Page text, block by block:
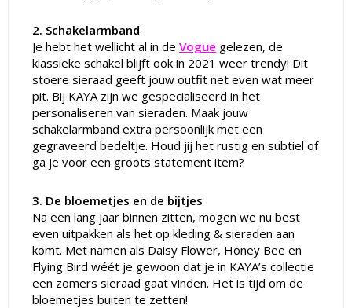
2. Schakelarmband
Je hebt het wellicht al in de Vogue gelezen, de
klassieke schakel blijft ook in 2021 weer trendy! Dit
stoere sieraad geeft jouw outfit net even wat meer
pit. Bij KAYA zijn we gespecialiseerd in het
personaliseren van sieraden. Maak jouw
schakelarmband extra persoonlijk met een
gegraveerd bedeltje. Houd jij het rustig en subtiel of
ga je voor een groots statement item?
3. De bloemetjes en de bijtjes
Na een lang jaar binnen zitten, mogen we nu best
even uitpakken als het op kleding & sieraden aan
komt. Met namen als Daisy Flower, Honey Bee en
Flying Bird wéét je gewoon dat je in KAYA’s collectie
een zomers sieraad gaat vinden. Het is tijd om de
bloemetjes buiten te zetten!